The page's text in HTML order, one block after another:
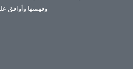
وفهمتها وأوافق